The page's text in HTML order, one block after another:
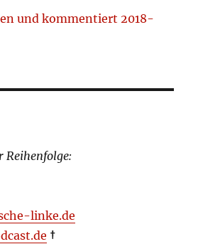
und kommentiert 2018-
Reihenfolge:
linke.de
†